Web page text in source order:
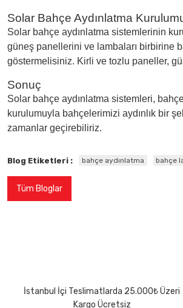
Solar Bahçe Aydınlatma
Solar bahçe aydınlatma sistemlerinin
güneş panellerini ve lambaları birbirine
göstermelisiniz. Kirli ve tozlu paneller,
Sonuç
Solar bahçe aydınlatma sistemleri,
kurulumuyla bahçelerimizi aydınlık bir
zamanlar geçirebiliriz.
Blog Etiketleri : bahçe aydınlatma bahçe
Tüm Bloglar
İstanbul İçi Teslimatlarda 25.000₺ Üzeri
Kargo Ücretsiz